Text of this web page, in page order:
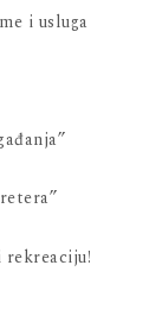
i usluga
rekreaciju!